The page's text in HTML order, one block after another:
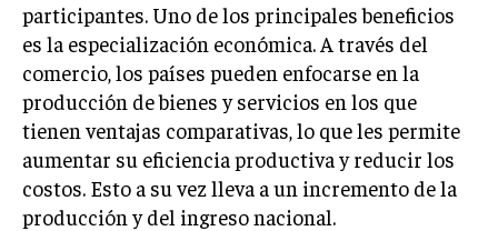
MARKETING DIGITAL
PUBLICIDAD
VENTAS Y PERSUASIÓN
GESTIÓN DE PRODUCTOS
COMUNICACIÓN CORPORATIVA
participantes. Uno de los principales beneficios
es la especialización económica. A través del
comercio, los países pueden enfocarse en la
producción de bienes y servicios en los que
tienen ventajas comparativas, lo que les permite
aumentar su eficiencia productiva y reducir los
costos. Esto a su vez lleva a un incremento de la
producción y del ingreso nacional.